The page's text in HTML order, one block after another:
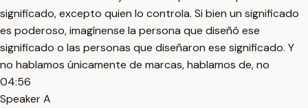
significado, excepto quien lo controla. Si bien un significado
es poderoso, imagínense la persona que diseñó ese
significado o las personas que diseñaron ese significado. Y
no hablamos únicamente de marcas, hablamos de, no
04:56
Speaker A